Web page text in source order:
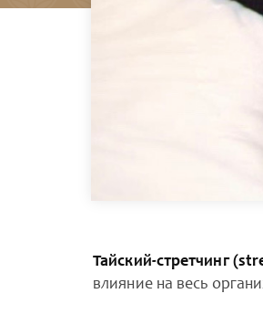
Тайский-стретчинг (
влияние на весь